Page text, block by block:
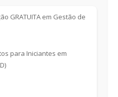
GRATUITA em Gestão de
para Iniciantes em